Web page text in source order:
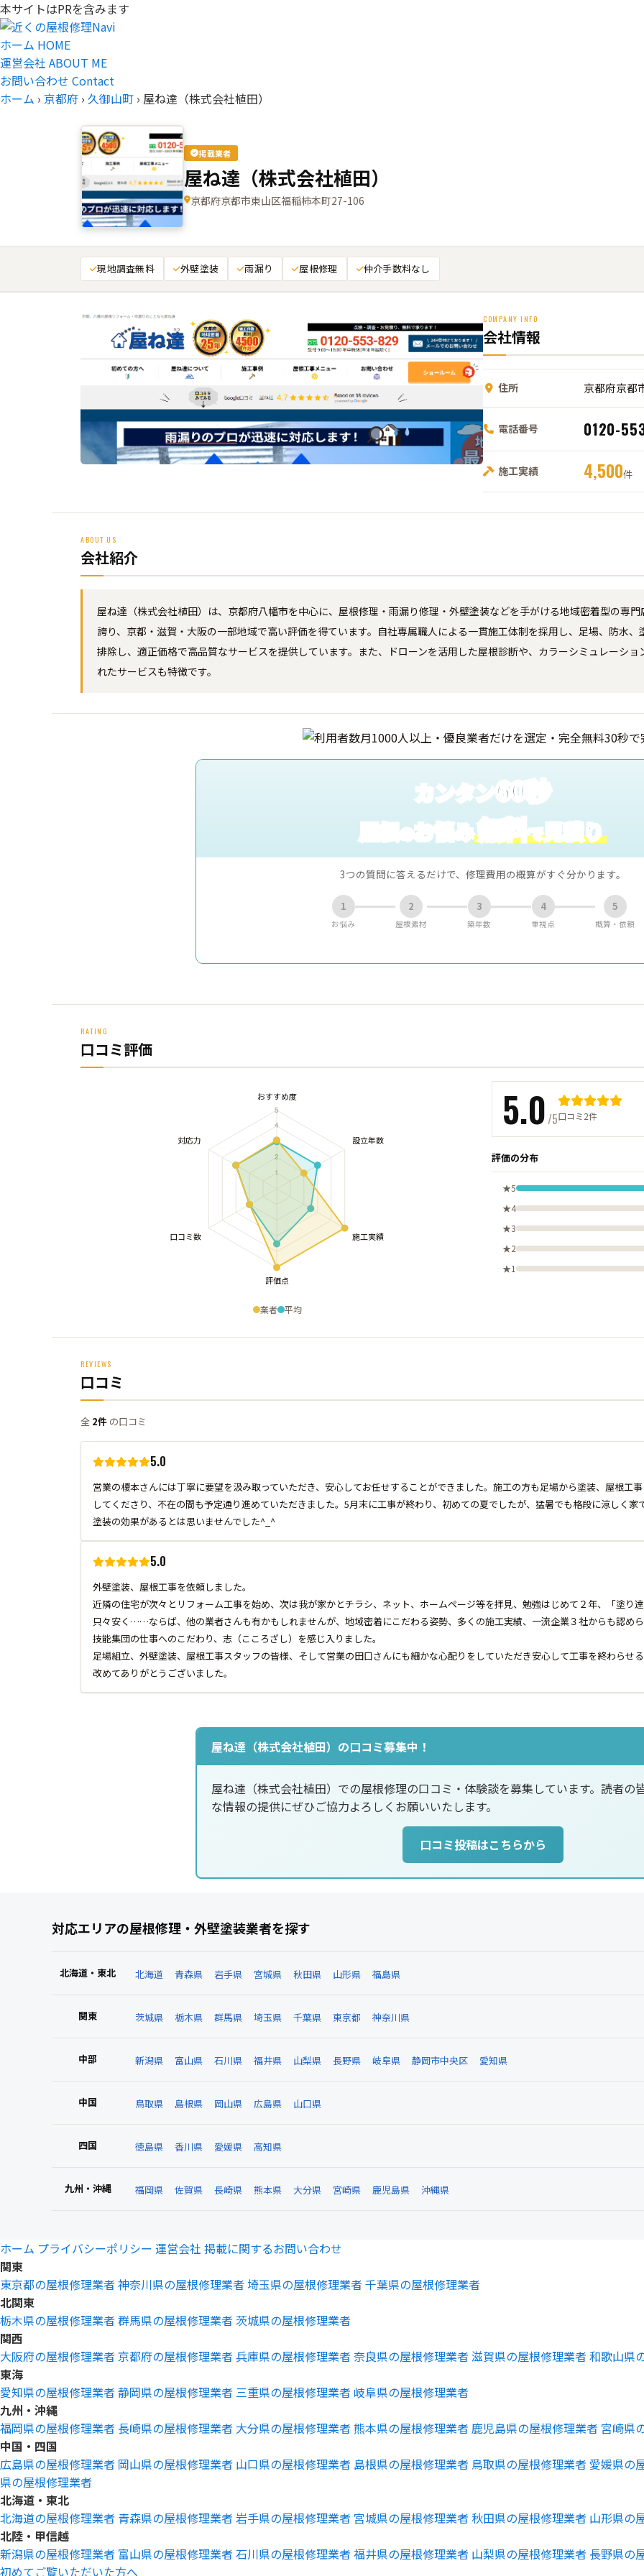
本サイトはPRを含みます
ホーム HOME
運営会社 ABOUT ME
お問い合わせ Contact
ホーム › 京都府 › 久御山町 › 屋ね達（株式会社植田）
掲載業者
屋ね達（株式会社植田）
京都府京都市東山区福稲柿本町27-106
現地調査無料 外壁塗装 雨漏り 屋根修理 仲介手数料なし
COMPANY INFO
会社情報
住所 京都府京都
電話番号 0120-
施工実績 4,500件
ABOUT US
会社紹介
屋ね達（株式会社植田）は、京都府八幡市を中心に、屋根修理・雨漏り修理・外壁塗装などを手がける地域密着型の専
誇り、京都・滋賀・大阪の一部地域で高い評価を得ています。自社専属職人による一貫施工体制を採用し、足場、防水
排除し、適正価格で高品質なサービスを提供しています。また、ドローンを活用した屋根診断や、カラーシミュレーシ
れたサービスも特徴です。
カンタン60秒
屋根のお悩み無料で見積り
3つの質問に答えるだけで、修理費用の概算がすぐ分かります。
1
お悩み
2
屋根素材
3
築年数
4
重視点
5
概算・依頼
RATING
口コミ評価
業者 平均
5.0/5口コミ2件
評価の分布
★5
★4
★3
★2
★1
REVIEWS
口コミ
全 2件 の口コミ
5.0
営業の榎本さんには丁寧に要望を汲み取っていただき、安心してお任せすることができました。施工の方も足場から塗装、屋根工
してくださり、不在の間も予定通り進めていただきました。5月末に工事が終わり、初めての夏でしたが、猛暑でも格段に涼しく
塗装の効果があるとは思いませんでした^_^
5.0
外壁塗装、屋根工事を依頼しました。
近隣の住宅が次々とリフォーム工事を始め、次は我が家かとチラシ、ネット、ホームページ等を拝見、勉強はじめて２年、「塗り達
只々安く……ならば、他の業者さんも有かもしれませんが、地域密着にこだわる姿勢、多くの施工実績、一流企業３社からも認め
技能集団の仕事へのこだわり、志（こころざし）を感じ入りました。
足場組立、外壁塗装、屋根工事スタッフの皆様、そして営業の田口さんにも細かな心配りをしていただき安心して工事を終わらせる
改めてありがとうございました。
屋ね達（株式会社植田）の口コミ募集中！
屋ね達（株式会社植田）での屋根修理の口コミ・体験談を募集しています。読者の
な情報の提供にぜひご協力よろしくお願いいたします。
口コミ投稿はこちらから
対応エリアの屋根修理・外壁塗装業者を探す
北海道・東北 北海道 青森県 岩手県 宮城県 秋田県 山形県 福島県
関東 茨城県 栃木県 群馬県 埼玉県 千葉県 東京都 神奈川県
中部 新潟県 富山県 石川県 福井県 山梨県 長野県 岐阜県 静岡市中央区 愛知県
中国 鳥取県 島根県 岡山県 広島県 山口県
四国 徳島県 香川県 愛媛県 高知県
九州・沖縄 福岡県 佐賀県 長崎県 熊本県 大分県 宮崎県 鹿児島県 沖縄県
ホーム プライバシーポリシー 運営会社 掲載に関するお問い合わせ
関東
東京都の屋根修理業者神奈川県の屋根修理業者埼玉県の屋根修理業者千葉県の屋根修理業者
北関東
栃木県の屋根修理業者群馬県の屋根修理業者茨城県の屋根修理業者
関西
大阪府の屋根修理業者京都府の屋根修理業者兵庫県の屋根修理業者奈良県の屋根修理業者滋賀県の屋根修理業者和歌山県
東海
愛知県の屋根修理業者静岡県の屋根修理業者 三重県の屋根修理業者岐阜県の屋根修理業者
九州・沖縄
福岡県の屋根修理業者 長崎県の屋根修理業者 大分県の屋根修理業者熊本県の屋根修理業者鹿児島県の屋根修理業者 宮崎県
中国・四国
広島県の屋根修理業者 岡山県の屋根修理業者 山口県の屋根修理業者 島根県の屋根修理業者 鳥取県の屋根修理業者 愛媛県の
県の屋根修理業者
北海道・東北
北海道の屋根修理業者 青森県の屋根修理業者岩手県の屋根修理業者 宮城県の屋根修理業者 秋田県の屋根修理業者 山形県の
北陸・甲信越
新潟県の屋根修理業者 富山県の屋根修理業者石川県の屋根修理業者福井県の屋根修理業者 山梨県の屋根修理業者 長野県の
初めてご覧いただいた方へ